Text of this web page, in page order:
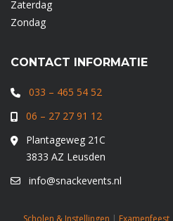
Zaterdag
Zondag
CONTACT INFORMATIE
033 – 465 54 52
06 – 27 27 91 12
Plantageweg 21C
3833 AZ Leusden
info@snackevents.nl
Scholen & Instellingen | Examenfeest